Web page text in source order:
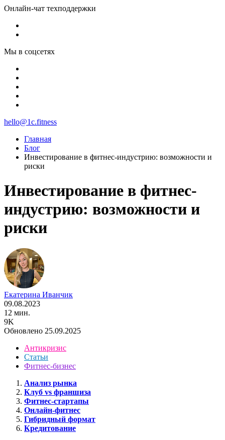
Онлайн-чат техподдержки
Мы в соцсетях
hello@1c.fitness
Главная
Блог
Инвестирование в фитнес-индустрию: возможности и
риски
Инвестирование в фитнес-
индустрию: возможности и
риски
Екатерина Иванчик
09.08.2023
12 мин.
9K
Обновлено 25.09.2025
Антикризис
Статьи
Фитнес-бизнес
Анализ рынка
Клуб vs франшиза
Фитнес-стартапы
Онлайн-фитнес
Гибридный формат
Кредитование